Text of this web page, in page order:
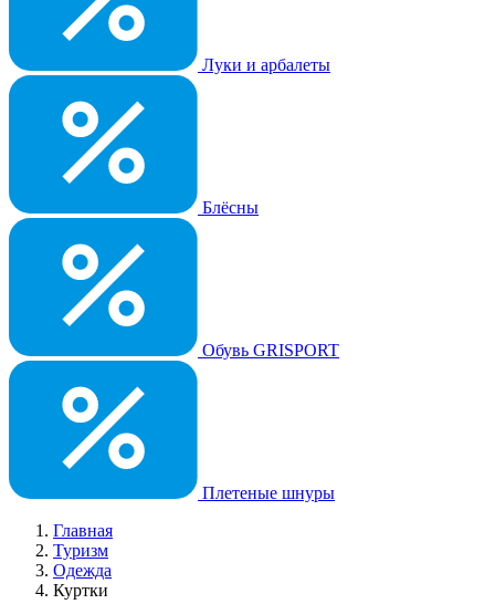
Луки и арбалеты
Блёсны
Обувь GRISPORT
Плетеные шнуры
Главная
Туризм
Одежда
Куртки